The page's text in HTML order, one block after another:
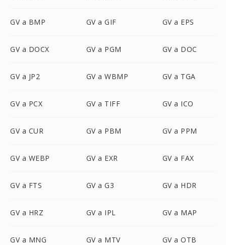
GV a BMP GV a GIF GV a EPS
GV a DOCX GV a PGM GV a DOC
GV a JP2 GV a WBMP GV a TGA
GV a PCX GV a TIFF GV a ICO
GV a CUR GV a PBM GV a PPM
GV a WEBP GV a EXR GV a FAX
GV a FTS GV a G3 GV a HDR
GV a HRZ GV a IPL GV a MAP
GV a MNG GV a MTV GV a OTB